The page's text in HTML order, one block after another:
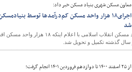
معاون مسکن شهری بنیاد مسکن خبر داد:
شد
معاون مسکن شهری بنیاد مسکن
از ۲۵ اسفند ۱۴۰۰ تا دوازدهم فروردین ۱۴۰۱ انجام گرفت؛